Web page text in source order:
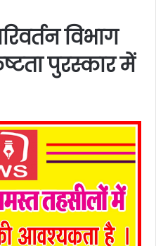
विभाग
पुरस्कार में